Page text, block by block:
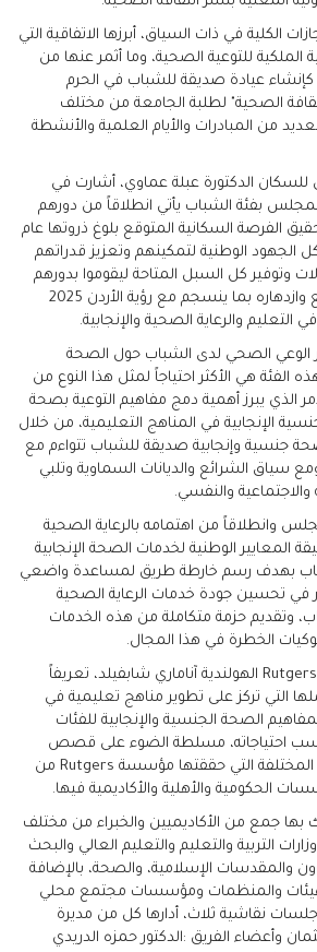
الكلية في ذات السياق، أبرزها الاتفاقية التي
الملكية للتوعية الصحية، وما أثمر عنها من
عيادة صديقة للشباب في الحرم
الصحية" لطلبة الجامعة من مختلف
من المبادرات والأيام العلمية والأنشطة
للسكان الدكتورة عبلة عماوي، أشارت في
بفئة الشباب يأتي انطلاقاً من دورهم
الفرصة السكانية المتوقع بلوغ ذروتها عام
كل الجهود الوطنية لتمكينهم وتعزيز قدراتهم
وتوفير كل السبل المتاحة ليقوموا بدورهم
الفاعل في تقدم المجتمع وازدهاره بما ينسجم مع رؤية الأردن 2025
والرعاية الصحية والإنجابية.
الوعي الصحي لدى الشباب حول الصحة
الفئة هي الأكثر احتياجاً لمثل هذا النوع من
الذي يبرز أهمية دمج مفاهيم التوعية بصحة
الإنجابية في المناهج التعليمية، من خلال
جنسية وإنجابية صديقة للشباب تتواءم مع
سياق الشرائع والديانات السماوية وتلبي
والنفسي.
وانطلاقاً من اهتمامه بالرعاية الصحية
المعايير الوطنية لخدمات الصحة الإنجابية
بهدف رسم خارطة طريق لمساعدة واضعي
في تحسين جودة خدمات الرعاية الصحية
وتقديم حزمة متكاملة من هذه الخدمات
الخطرة في هذا المجال.
وقدمت ممثلة مؤسسة Rutgers الهولندية آناماري شابفيلد، تعريفاً
التي تركز على تطوير مناهج تعليمية في
الصحة الجنسية والإنجابية للفئات
حسب احتياجاته، مسلطة الضوء على قصص
نجاح في عدد من البلدان المختلفة التي حققتها مؤسسة Rutgers من
الحكومية والأهلية والأكاديمية فيها.
بها جمع من الأكاديميين والخبراء من مختلف
التربية والتعليم والتعليم العالي والبحث
والمقدسات الإسلامية، والصحة، بالإضافة
والمنظمات ومؤسسات مجتمع محلي
نقاشية ثلاث، أدارها كل من مديرة
وأعضاء الفريق :الدكتور حمزه الدريدي